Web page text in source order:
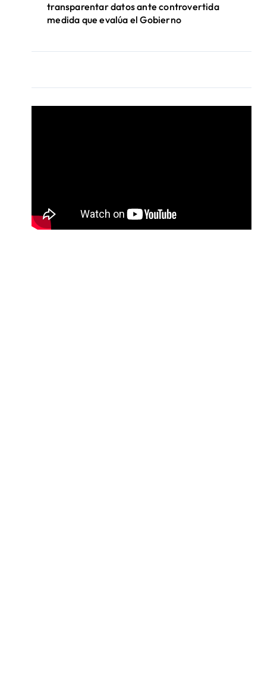
transparentar datos ante controvertida
medida que evalúa el Gobierno